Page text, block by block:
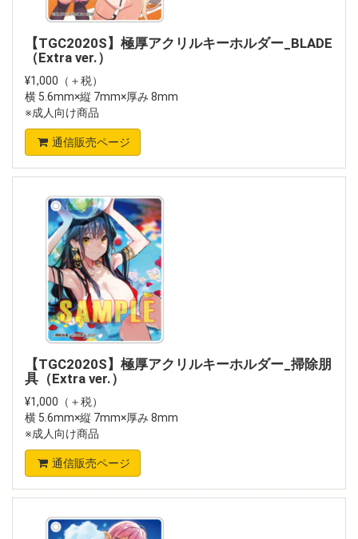
【TGC2020S】極厚アクリルキーホルダー_BLADE
（Extra ver.）
¥1,000（＋税）
横 5.6mm×縦 7mm×厚み 8mm
※成人向け商品
通信販売ページ
【TGC2020S】極厚アクリルキーホルダー_掃除朋
具（Extra ver.）
¥1,000（＋税）
横 5.6mm×縦 7mm×厚み 8mm
※成人向け商品
通信販売ページ